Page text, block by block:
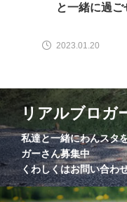
と一緒に過ご
2023.01.20
リアルブロガ
私達と一緒にわんスタ
ガーさん募集中
くわしくはお問い合わ